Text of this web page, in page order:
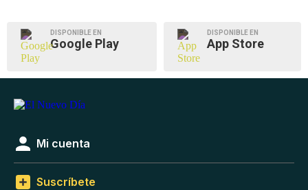
DISPONIBLE EN
Google Play
DISPONIBLE EN
App Store
Mi cuenta
Suscríbete